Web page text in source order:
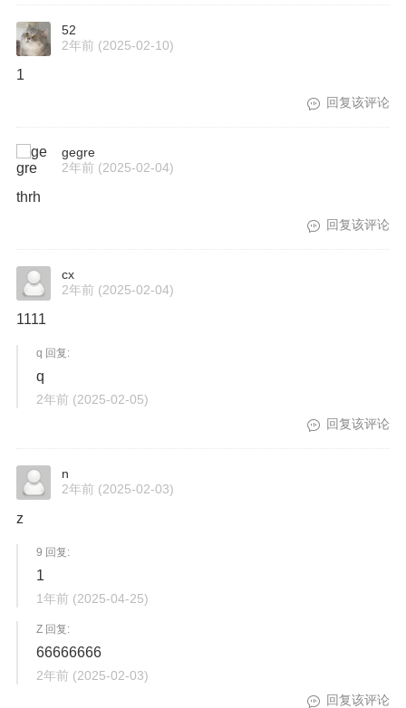
52
2年前 (2025-02-10)
1
回复该评论
gegre
2年前 (2025-02-04)
thrh
回复该评论
cx
2年前 (2025-02-04)
1111
q 回复:
q
2年前 (2025-02-05)
回复该评论
n
2年前 (2025-02-03)
z
9 回复:
1
1年前 (2025-04-25)
Z 回复:
66666666
2年前 (2025-02-03)
回复该评论